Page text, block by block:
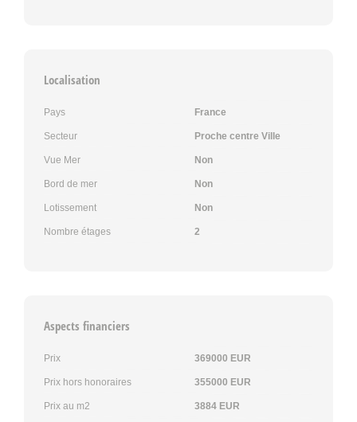
Localisation
Pays France
Secteur Proche centre Ville
Vue Mer Non
Bord de mer Non
Lotissement Non
Nombre étages 2
Aspects financiers
Prix 369000 EUR
Prix hors honoraires 355000 EUR
Prix au m2 3884 EUR